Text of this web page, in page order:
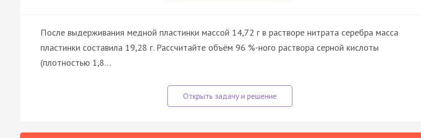
После выдерживания медной пластинки массой 14,72 г в растворе нитрата серебра масса
пластинки составила 19,28 г. Рассчитайте объём 96 %-ного раствора серной кислоты
(плотностью 1,8…